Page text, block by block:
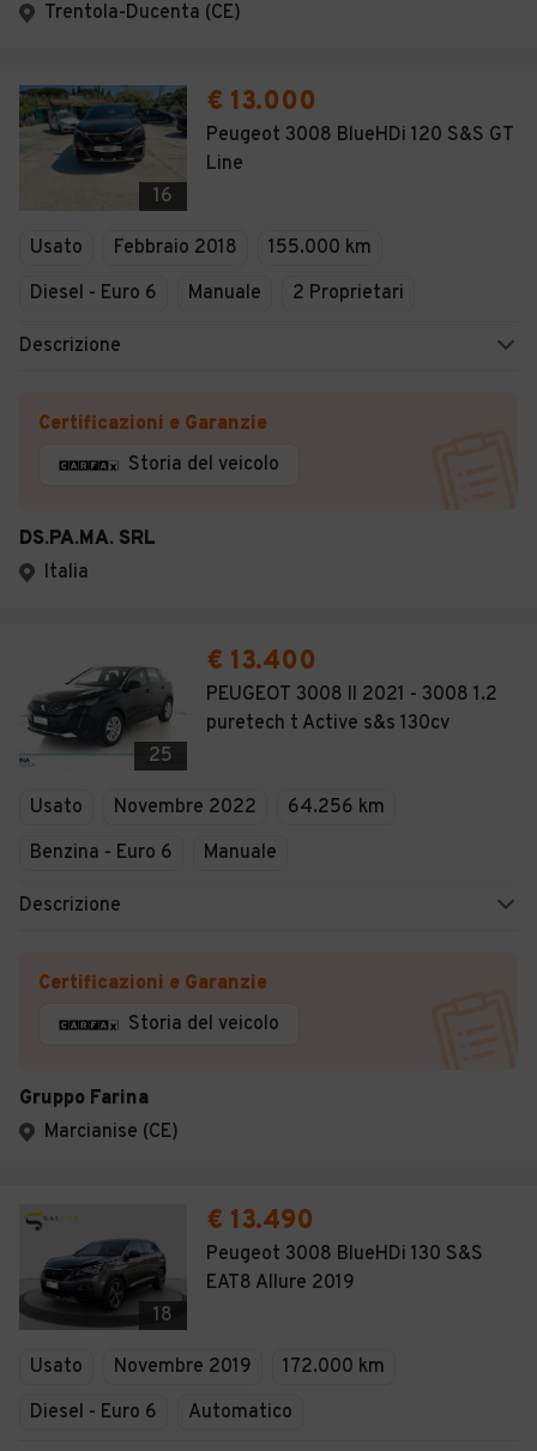
Trentola-Ducenta (CE)
16
€ 13.000
Peugeot 3008 BlueHDi 120 S&S GT
Line
Usato Febbraio 2018
155.000 km
Diesel - Euro 6
Manuale 2 Proprietari
Descrizione
Certificazioni e Garanzie
Storia del veicolo
DS.PA.MA. SRL
Italia
25
€ 13.400
PEUGEOT 3008 II 2021 - 3008 1.2
puretech t Active s&s 130cv
Usato Novembre 2022
64.256 km
Benzina - Euro 6
Manuale
Descrizione
Certificazioni e Garanzie
Storia del veicolo
Gruppo Farina
Marcianise (CE)
18
€ 13.490
Peugeot 3008 BlueHDi 130 S&S
EAT8 Allure 2019
Usato Novembre 2019
172.000 km
Diesel - Euro 6
Automatico